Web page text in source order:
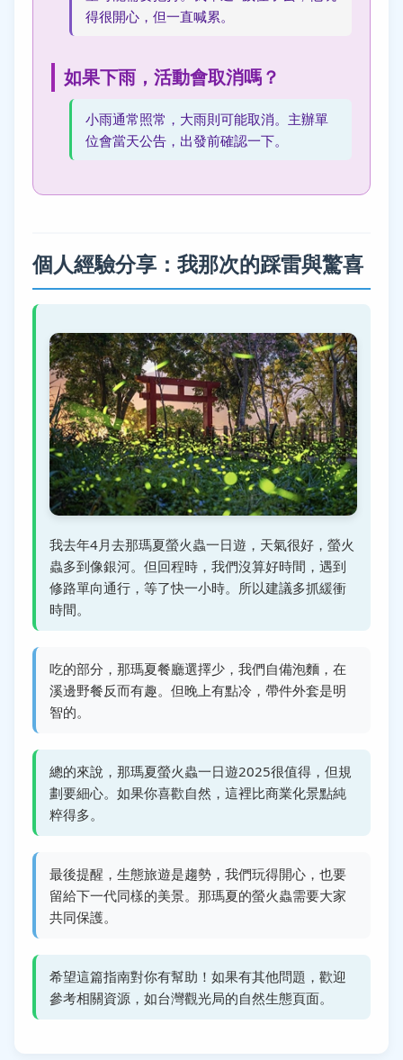
得很開心，但一直喊累。
如果下雨，活動會取消嗎？
小雨通常照常，大雨則可能取消。主辦單
位會當天公告，出發前確認一下。
個人經驗分享：我那次的踩雷與驚喜
我去年4月去那瑪夏螢火蟲一日遊，天氣很好，螢火
蟲多到像銀河。但回程時，我們沒算好時間，遇到
修路單向通行，等了快一小時。所以建議多抓緩衝
時間。
吃的部分，那瑪夏餐廳選擇少，我們自備泡麵，在
溪邊野餐反而有趣。但晚上有點冷，帶件外套是明
智的。
總的來說，那瑪夏螢火蟲一日遊2025很值得，但規
劃要細心。如果你喜歡自然，這裡比商業化景點純
粹得多。
最後提醒，生態旅遊是趨勢，我們玩得開心，也要
留給下一代同樣的美景。那瑪夏的螢火蟲需要大家
共同保護。
希望這篇指南對你有幫助！如果有其他問題，歡迎
參考相關資源，如台灣觀光局的自然生態頁面。